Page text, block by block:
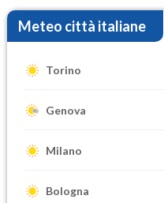
Meteo città italiane
Torino
Genova
Milano
Bologna